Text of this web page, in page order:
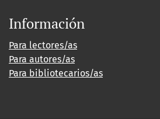
Información
Para lectores/as
Para autores/as
Para bibliotecarios/as